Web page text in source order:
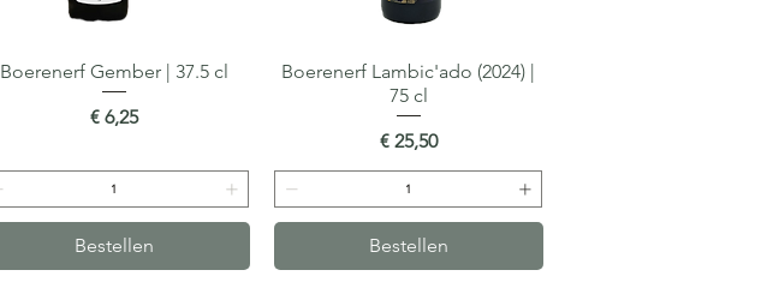
Snel overzicht
Boerenerf Gember | 37.5 cl
Prijs
€ 6,25
Bestellen
Snel overzicht
Boerenerf Lambic'ado (2024) |
75 cl
Prijs
€ 25,50
Bestellen